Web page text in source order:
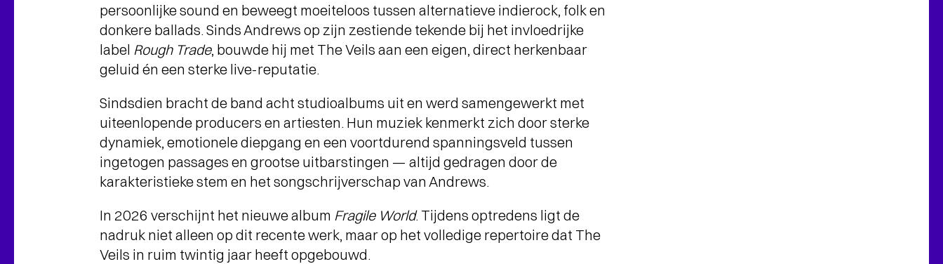
persoonlijke sound en beweegt moeiteloos tussen alternatieve indierock, folk en
donkere ballads. Sinds Andrews op zijn zestiende tekende bij het invloedrijke
label Rough Trade, bouwde hij met The Veils aan een eigen, direct herkenbaar
geluid én een sterke live-reputatie.
Sindsdien bracht de band acht studioalbums uit en werd samengewerkt met
uiteenlopende producers en artiesten. Hun muziek kenmerkt zich door sterke
dynamiek, emotionele diepgang en een voortdurend spanningsveld tussen
ingetogen passages en grootse uitbarstingen — altijd gedragen door de
karakteristieke stem en het songschrijverschap van Andrews.
In 2026 verschijnt het nieuwe album Fragile World. Tijdens optredens ligt de
nadruk niet alleen op dit recente werk, maar op het volledige repertoire dat The
Veils in ruim twintig jaar heeft opgebouwd.